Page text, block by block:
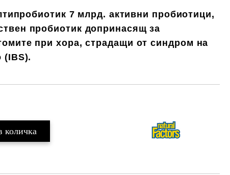
7 млрд. активни пробиотици,
пробиотик допринасящ за
при хора, страдащи от синдром на
(IBS).